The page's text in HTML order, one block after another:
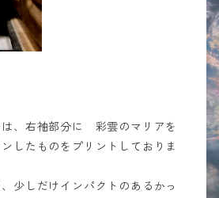
は、右袖部分に 彩雲のマリアを
したものをプリントしておりま
少しだけインパクトのあるかっ